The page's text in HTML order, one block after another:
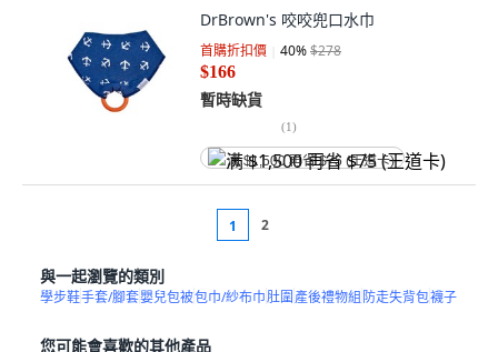
DrBrown's 咬咬兜口水巾
首購折扣價 40%$278
$166
暫時缺貨
(1)
满 $1,500 再省 $75 (王道卡)
1 2
與一起瀏覽的類別
學步鞋手套/腳套嬰兒包被包巾/紗布巾肚圍產後禮物組 防走失背包襪子
您可能會喜歡的其他產品